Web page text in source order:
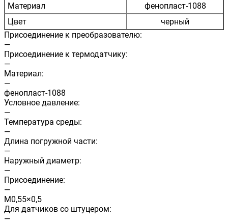
Материал
фенопласт-1088
Цвет
черный
Присоединение к преобразователю:
—
Присоединение к термодатчику:
—
Материал:
—
фенопласт-1088
Условное давление:
—
Температура среды:
—
Длина погружной части:
—
Наружный диаметр:
—
Присоединение:
—
М0,55×0,5
Для датчиков со штуцером:
—